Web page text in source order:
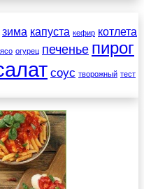
зима капуста кефир котлета
огурец печенье пирог
соус творожный тест